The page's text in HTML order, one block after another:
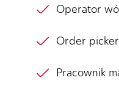
Operator
Order picker
Pracownik